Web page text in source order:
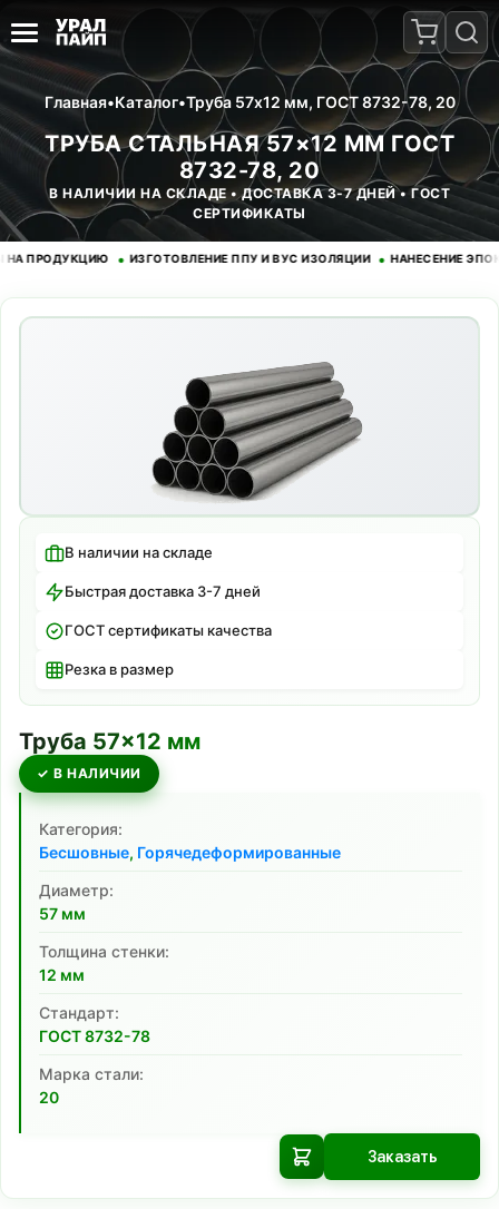
Главная•Каталог•Труба 57x12 мм, ГОСТ 8732-78, 20
ТРУБА СТАЛЬНАЯ 57×12 ММ ГОСТ
8732-78, 20
В НАЛИЧИИ НА СКЛАДЕ • ДОСТАВКА 3-7 ДНЕЙ • ГОСТ
СЕРТИФИКАТЫ
• ИЗГОТОВЛЕНИЕ ППУ И ВУС ИЗОЛЯЦИИ • НАНЕСЕНИЕ
В наличии на складе
Быстрая доставка 3-7 дней
ГОСТ сертификаты качества
Резка в размер
Труба 57×12 мм
✓ В НАЛИЧИИ
Категория:
Бесшовные, Горячедеформированные
Диаметр:
57 мм
Толщина стенки:
12 мм
Cтандарт:
ГОСТ 8732-78
Марка стали:
20
Заказать